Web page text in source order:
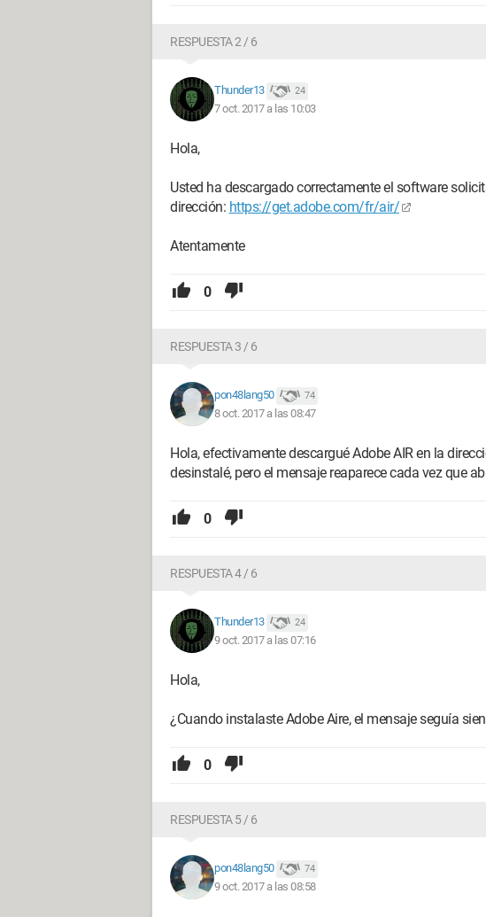
RESPUESTA 2 / 6
Thunder13 24
7 oct. 2017 a las 10:03
Hola,
Usted ha descargado correctamente el software
dirección: https://get.adobe.com/fr/air/
Atentamente
0
RESPUESTA 3 / 6
pon48lang50 74
8 oct. 2017 a las 08:47
Hola, efectivamente descargué Adobe AIR en la
desinstalé, pero el mensaje reaparece cada vez que
0
RESPUESTA 4 / 6
Thunder13 24
9 oct. 2017 a las 07:16
Hola,
¿Cuando instalaste Adobe Aire, el mensaje seguía
0
RESPUESTA 5 / 6
pon48lang50 74
9 oct. 2017 a las 08:58